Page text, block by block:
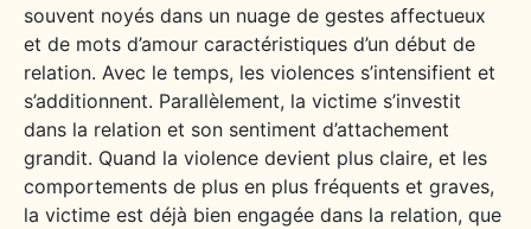
souvent noyés dans un nuage de gestes affectueux
et de mots d’amour caractéristiques d’un début de
relation. Avec le temps, les violences s’intensifient et
s’additionnent. Parallèlement, la victime s’investit
dans la relation et son sentiment d’attachement
grandit. Quand la violence devient plus claire, et les
comportements de plus en plus fréquents et graves,
la victime est déjà bien engagée dans la relation, que